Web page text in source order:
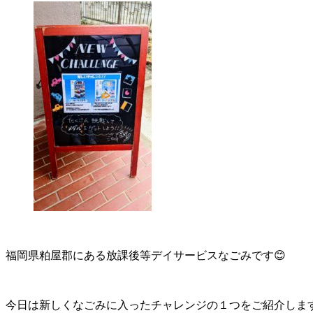
福岡県粕屋郡にある放課後等デイサービスなごみです😊
今日は新しくなごみに入ったチャレンジの１つをご紹介しま